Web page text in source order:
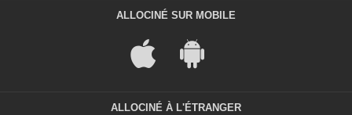
ALLOCINÉ SUR MOBILE
ALLOCINÉ À L'ÉTRANGER